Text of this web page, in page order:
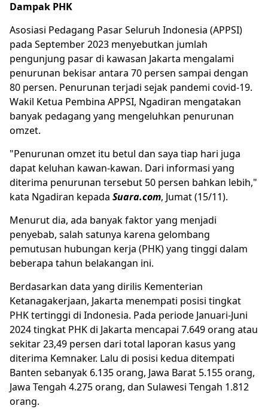
Dampak PHK
Asosiasi Pedagang Pasar Seluruh Indonesia (APPSI)
pada September 2023 menyebutkan jumlah
pengunjung pasar di kawasan Jakarta mengalami
penurunan bekisar antara 70 persen sampai dengan
80 persen. Penurunan terjadi sejak pandemi covid-19.
Wakil Ketua Pembina APPSI, Ngadiran mengatakan
banyak pedagang yang mengeluhkan penurunan
omzet.
"Penurunan omzet itu betul dan saya tiap hari juga
dapat keluhan kawan-kawan. Dari informasi yang
diterima penurunan tersebut 50 persen bahkan lebih,"
kata Ngadiran kepada Suara.com, Jumat (15/11).
Menurut dia, ada banyak faktor yang menjadi
penyebab, salah satunya karena gelombang
pemutusan hubungan kerja (PHK) yang tinggi dalam
beberapa tahun belakangan ini.
Berdasarkan data yang dirilis Kementerian
Ketanagakerjaan, Jakarta menempati posisi tingkat
PHK tertinggi di Indonesia. Pada periode Januari-Juni
2024 tingkat PHK di Jakarta mencapai 7.649 orang atau
sekitar 23,49 persen dari total laporan kasus yang
diterima Kemnaker. Lalu di posisi kedua ditempati
Banten sebanyak 6.135 orang, Jawa Barat 5.155 orang,
Jawa Tengah 4.275 orang, dan Sulawesi Tengah 1.812
orang.